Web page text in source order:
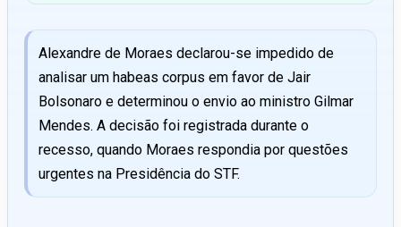
Alexandre de Moraes declarou-se impedido de
analisar um habeas corpus em favor de Jair
Bolsonaro e determinou o envio ao ministro Gilmar
Mendes. A decisão foi registrada durante o
recesso, quando Moraes respondia por questões
urgentes na Presidência do STF.